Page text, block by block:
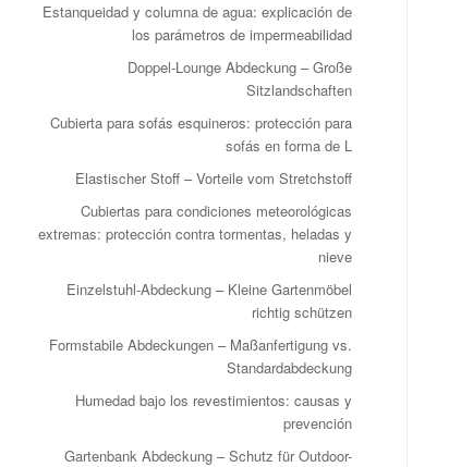
Estanqueidad y columna de agua: explicación de
los parámetros de impermeabilidad
Doppel‑Lounge Abdeckung – Große
Sitzlandschaften
Cubierta para sofás esquineros: protección para
sofás en forma de L
Elastischer Stoff – Vorteile vom Stretchstoff
Cubiertas para condiciones meteorológicas
extremas: protección contra tormentas, heladas y
nieve
Einzelstuhl-Abdeckung – Kleine Gartenmöbel
richtig schützen
Formstabile Abdeckungen – Maßanfertigung vs.
Standardabdeckung
Humedad bajo los revestimientos: causas y
prevención
Gartenbank Abdeckung – Schutz für Outdoor-